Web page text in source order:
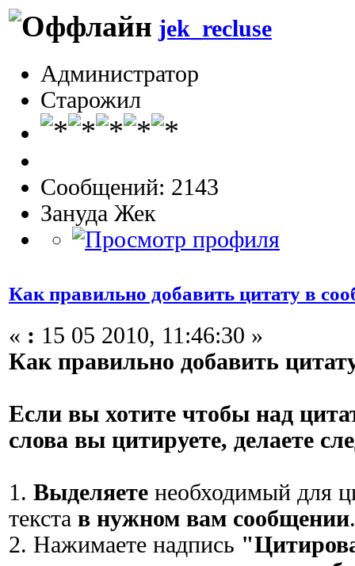
jek_recluse
Администратор
Старожил
Сообщений: 2143
Зануда Жек
Как правильно добавить цитату в
« : 15 05 2010, 11:46:30 »
Как правильно добавить
Если вы хотите чтобы над
слова вы цитируете, делаете
1. Выделяете необходимый для
текста в нужном вам сообщении.
2. Нажимаете надпись